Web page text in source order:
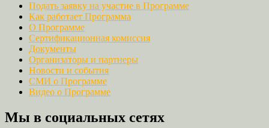
Подать заявку на участие в Программе
Как работает Программа
О Программе
Сертификационная комиссия
Документы
Организаторы и партнеры
Новости и события
СМИ о Программе
Видео о Программе
Мы в социальных сетях